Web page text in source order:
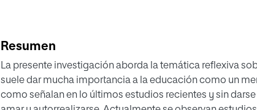
Resumen
La presente investigación aborda la temática reflexiva
suele dar mucha importancia a la educación como un
como señalan en lo últimos estudios recientes y sin